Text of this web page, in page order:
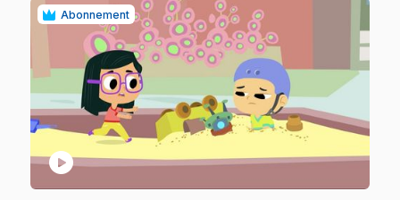
Abonnement
play_circle